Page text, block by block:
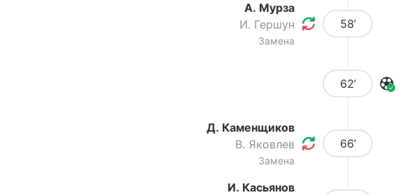
А. Мурза
И. Гершун
Замена
58’
62’
Д. Каменщиков
В. Яковлев
Замена
66’
И. Касьянов